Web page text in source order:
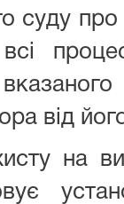
суду про
від
на